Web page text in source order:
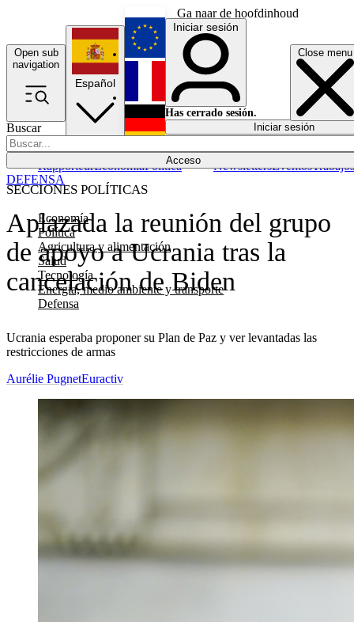
Ga naar de hoofdinhoud
Open sub
navigation
Close menu
Buscar
Acceso
SECCIONES POLÍTICAS
Economía
Política
Agricultura y alimentación
Salud
Tecnología
Energía, medio ambiente y transporte
Defensa
RapporteurEconomíaPolítica NewslettersEventosTrabajos
Español
English
Français
Iniciar sesión
Has cerrado sesión.
Iniciar sesión
Aplazada la reunión del grupo
de apoyo a Ucrania tras la
cancelación de Biden
Ucrania esperaba proponer su Plan de Paz y ver levantadas las
restricciones de armas
DEFENSA
Aurélie PugnetEuractiv